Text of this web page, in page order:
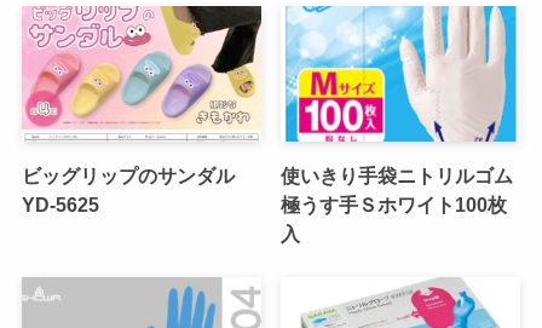
ビッグリップのサンダル
YD-5625
使いきり手袋ニトリルゴム
極うす手Ｓホワイト100枚
入